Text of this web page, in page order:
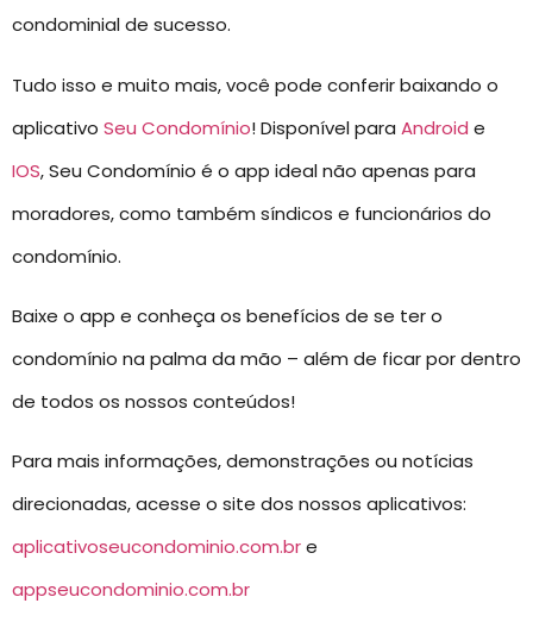
condominial de sucesso.
Tudo isso e muito mais, você pode conferir baixando o
aplicativo Seu Condomínio! Disponível para Android e
IOS, Seu Condomínio é o app ideal não apenas para
moradores, como também síndicos e funcionários do
condomínio.
Baixe o app e conheça os benefícios de se ter o
condomínio na palma da mão – além de ficar por dentro
de todos os nossos conteúdos!
Para mais informações, demonstrações ou notícias
direcionadas, acesse o site dos nossos aplicativos:
aplicativoseucondominio.com.bre
appseucondominio.com.br